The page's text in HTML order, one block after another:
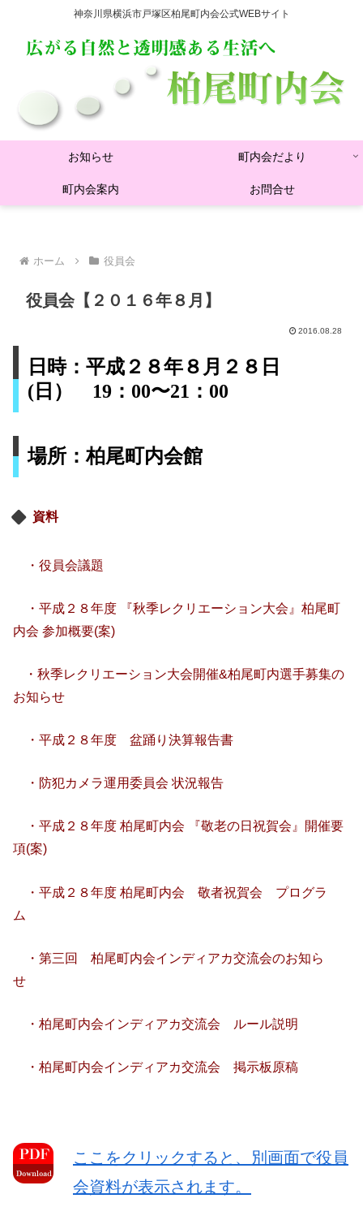
神奈川県横浜市戸塚区柏尾町内会公式WEBサイト
お知らせ 町内会だより
町内会案内 お問合せ
ホーム 役員会
役員会【２０１６年８月】
2016.08.28
日時： 平成２８年８月２８日
(日） 19：00〜21：00
場所：柏尾町内会館
資料
・役員会議題
・ 平成２８年度 『秋季レクリエーション大会』柏尾町
内会 参加概要(案)
・秋季レクリエーション大会開催&柏尾町内選手募集の
お知らせ
・平成２８年度 盆踊り決算報告書
・防犯カメラ運用委員会 状況報告
・ 平成２８年度 柏尾町内会 『敬老の日祝賀会』開催要
項(案)
・平成２８年度 柏尾町内会 敬者祝賀会 プログラ
ム
・第三回 柏尾町内会インディアカ交流会のお知ら
せ
・柏尾町内会インディアカ交流会 ルール説明
・ 柏尾町内会インディアカ交流会 掲示板原稿
ここをクリックすると、別画面で役員
会資料が表示されます。